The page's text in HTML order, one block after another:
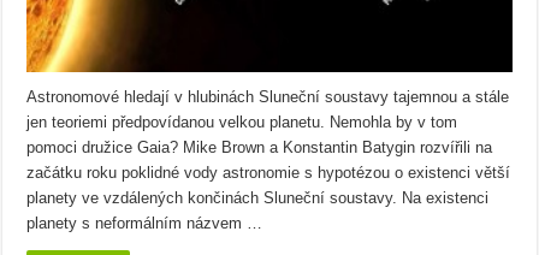
Astronomové hledají v hlubinách Sluneční soustavy tajemnou a stále
jen teoriemi předpovídanou velkou planetu. Nemohla by v tom
pomoci družice Gaia? Mike Brown a Konstantin Batygin rozvířili na
začátku roku poklidné vody astronomie s hypotézou o existenci větší
planety ve vzdálených končinách Sluneční soustavy. Na existenci
planety s neformálním názvem …